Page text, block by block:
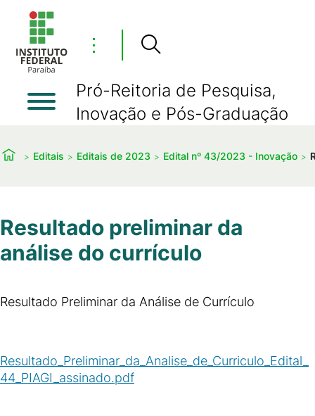
⋮
Pró-Reitoria de Pesquisa,
Inovação e Pós-Graduação
Editais Editais de 2023 Edital nº 43/2023 - Inovação
Resultado preliminar da
análise do currículo
Resultado Preliminar da Análise de Currículo
Resultado_Preliminar_da_Analise_de_Curriculo_Edital_
44_PIAGI_assinado.pdf